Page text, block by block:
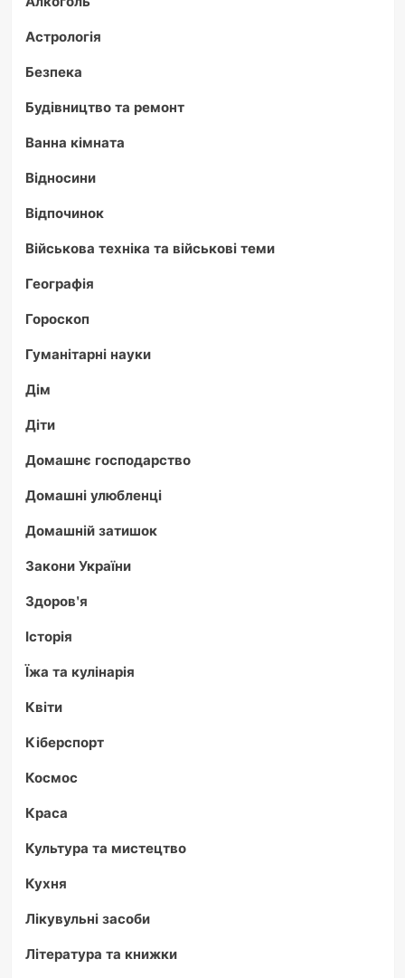
Астрологія
Безпека
Будівництво та ремонт
Ванна кімната
Відносини
Відпочинок
Військова техніка та військові теми
Географія
Гороскоп
Гуманітарні науки
Дім
Діти
Домашнє господарство
Домашні улюбленці
Домашній затишок
Закони України
Здоров'я
Історія
Їжа та кулінарія
Квіти
Кіберспорт
Космос
Краса
Культура та мистецтво
Кухня
Лікувульні засоби
Література та книжки